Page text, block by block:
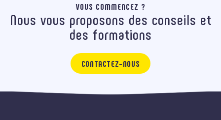
VOUS COMMENCEZ ?
Nous vous proposons des conseils et
des formations
CONTACTEZ-NOUS